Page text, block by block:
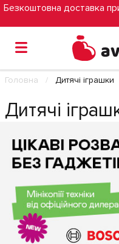
Безкоштовна доставка
Головна Дитячі іграшки
Дитячі